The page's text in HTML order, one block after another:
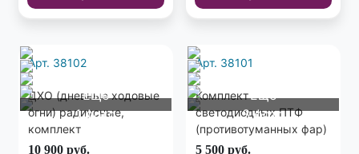
Еще
1 фото
Арт. 38102
ДХО (дневные ходовые
огни) радиусные,
комплект
10 900 руб.
Еще
3 фото
Арт. 38101
Комплект
светодиодных ПТФ
(противотуманных фар)
V3 90мм
5 500 руб.